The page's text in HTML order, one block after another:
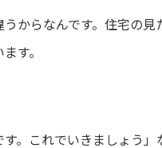
からなんです。住宅の
す。
。これでいきましょう」